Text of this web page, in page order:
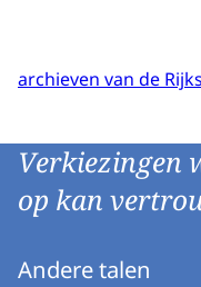
archieven van de
Verkiezingen
op kan
Andere talen